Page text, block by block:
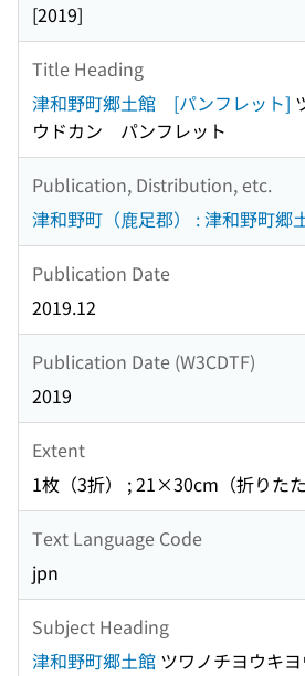
[2019]
Title Heading
津和野町郷土館 [パンフレット]
ウドカン パンフレット
Publication, Distribution, etc.
津和野町（鹿足郡） : 津和野町郷
Publication Date
2019.12
Publication Date (W3CDTF)
2019
Extent
1枚（3折） ; 21×30cm（折りたた
Text Language Code
jpn
Subject Heading
津和野町郷土館 ツワノチヨウキ